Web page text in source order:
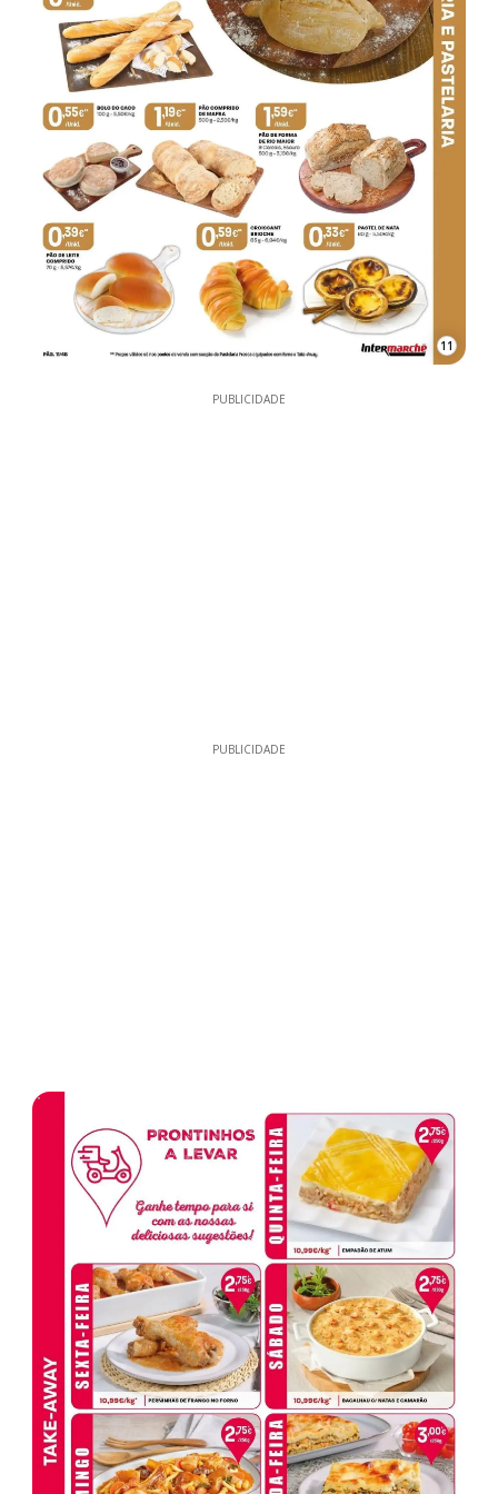
11
PUBLICIDADE
PUBLICIDADE